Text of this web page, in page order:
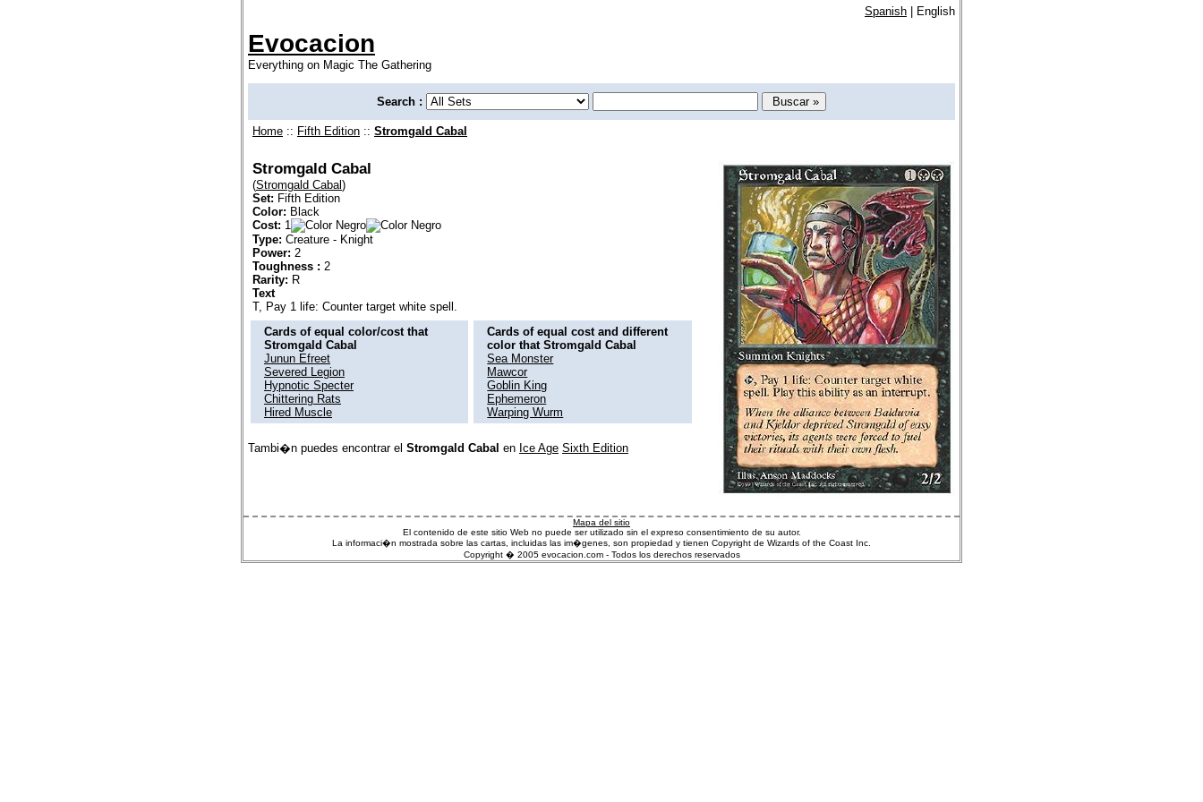
Spanish | English
Evocacion
Everything on Magic The Gathering
Search :
Home :: Fifth Edition :: Stromgald Cabal
Stromgald Cabal
(Stromgald Cabal )
Set: Fifth Edition
Color: Black
Cost: 1
Type: Creature - Knight
Power: 2
Toughness : 2
Rarity: R
Text
T, Pay 1 life: Counter target white spell.
Cards of equal color/cost that
Stromgald Cabal
Junun Efreet
Severed Legion
Hypnotic Specter
Chittering Rats
Hired Muscle
Cards of equal cost and different
color that Stromgald Cabal
Sea Monster
Mawcor
Goblin King
Ephemeron
Warping Wurm
Tambi�n puedes encontrar el Stromgald Cabal en Ice Age Sixth Edition
Mapa del sitio
El contenido de este sitio Web no puede ser utilizado sin el expreso consentimiento de su autor.
La informaci�n mostrada sobre las cartas, incluidas las im�genes, son propiedad y tienen Copyright de Wizards of the Coast Inc.
Copyright � 2005 evocacion.com - Todos los derechos reservados